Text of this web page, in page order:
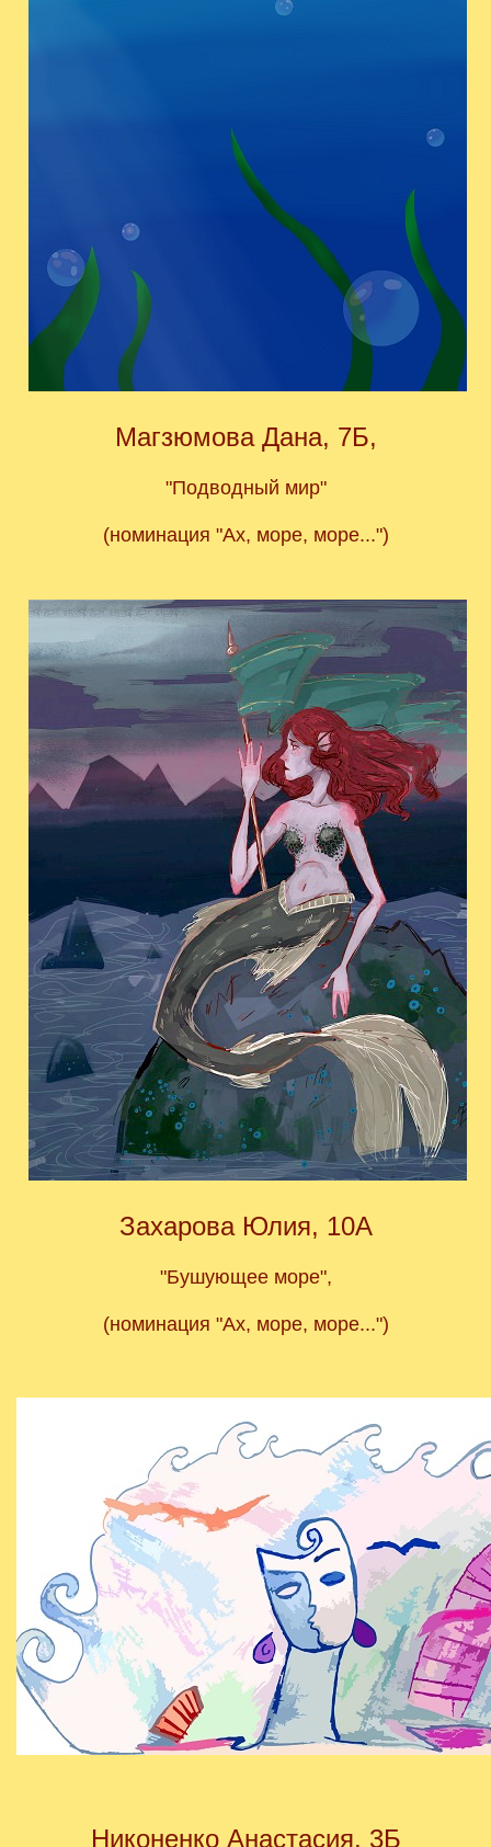
Магзюмова Дана, 7Б,
"Подводный мир"
(номинация "Ах, море, море...")
Захарова Юлия, 10А
"Бушующее море",
(номинация "Ах, море, море...")
Никоненко Анастасия, 3Б